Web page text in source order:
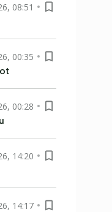
08:51
00:35
00:28
14:20
14:17